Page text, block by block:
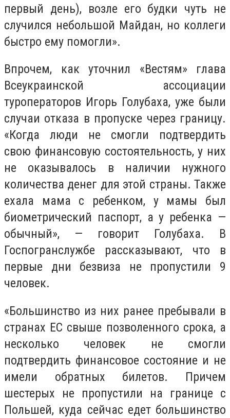
первый день), возле его будки чуть не
случился небольшой Майдан, но коллеги
быстро ему помогли».
Впрочем, как уточнил «Вестям» глава
Всеукраинской ассоциации
туроператоров Игорь Голубаха, уже были
случаи отказа в пропуске через границу.
«Когда люди не смогли подтвердить
свою финансовую состоятельность, у них
не оказывалось в наличии нужного
количества денег для этой страны. Также
ехала мама с ребенком, у мамы был
биометрический паспорт, а у ребенка —
обычный», — говорит Голубаха. В
Госпогранслужбе рассказывают, что в
первые дни безвиза не пропустили 9
человек.
«Большинство из них ранее пребывали в
странах ЕС свыше позволенного срока, а
несколько человек не смогли
подтвердить финансовое состояние и не
имели обратных билетов. Причем
шестерых не пропустили на границе с
Польшей, куда сейчас едет большинство